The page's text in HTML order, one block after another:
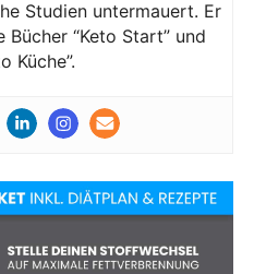
Studien untermauert. Er
“Keto Start” und
Küche”.